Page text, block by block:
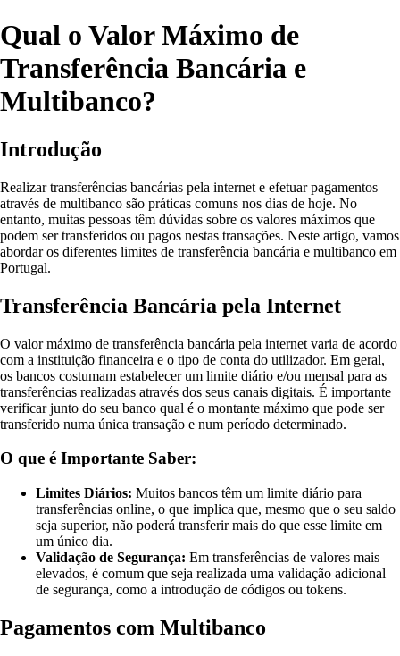
Qual o Valor Máximo de
Transferência Bancária e
Multibanco?
Introdução
Realizar transferências bancárias pela internet e efetuar pagamentos
através de multibanco são práticas comuns nos dias de hoje. No
entanto, muitas pessoas têm dúvidas sobre os valores máximos que
podem ser transferidos ou pagos nestas transações. Neste artigo, vamos
abordar os diferentes limites de transferência bancária e multibanco em
Portugal.
Transferência Bancária pela Internet
O valor máximo de transferência bancária pela internet varia de acordo
com a instituição financeira e o tipo de conta do utilizador. Em geral,
os bancos costumam estabelecer um limite diário e/ou mensal para as
transferências realizadas através dos seus canais digitais. É importante
verificar junto do seu banco qual é o montante máximo que pode ser
transferido numa única transação e num período determinado.
O que é Importante Saber:
Limites Diários: Muitos bancos têm um limite diário para
transferências online, o que implica que, mesmo que o seu saldo
seja superior, não poderá transferir mais do que esse limite em
um único dia.
Validação de Segurança: Em transferências de valores mais
elevados, é comum que seja realizada uma validação adicional
de segurança, como a introdução de códigos ou tokens.
Pagamentos com Multibanco